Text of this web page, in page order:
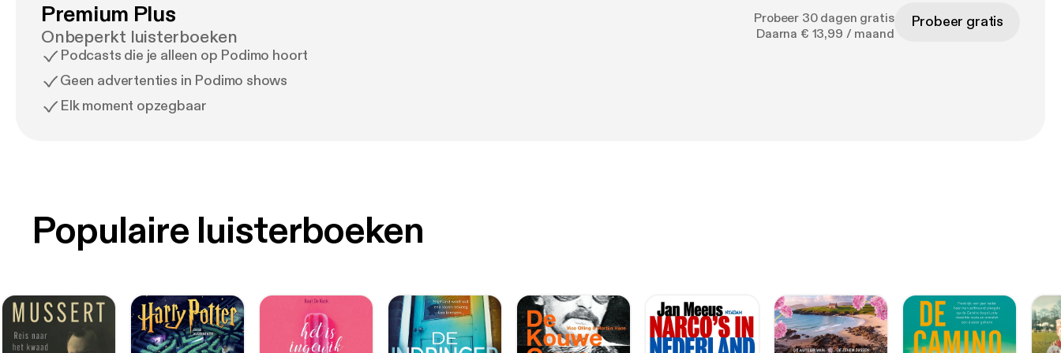
Premium Plus
Onbeperkt luisterboeken
Podcasts die je alleen op Podimo hoort
Geen advertenties in Podimo shows
Elk moment opzegbaar
Probeer 30 dagen gratis
Daarna € 13,99 / maand
Probeer gratis
Populaire luisterboeken